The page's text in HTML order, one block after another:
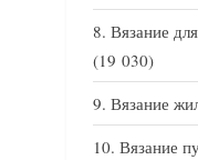
Вязание
(19 030)
Вязание
Вязание